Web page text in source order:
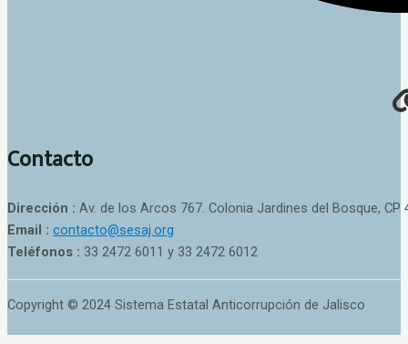
Contacto
Dirección : Av. de los Arcos 767. Colonia Jardines del Bosque, CP
Email : contacto@sesaj.org
Teléfonos : 33 2472 6011 y 33 2472 6012
Copyright © 2024 Sistema Estatal Anticorrupción de Jalisco